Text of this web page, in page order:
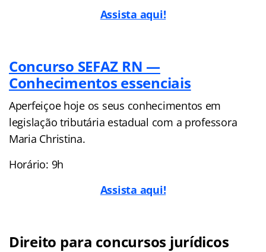
Assista aqui!
Concurso SEFAZ RN —
Conhecimentos essenciais
Aperfeiçoe hoje os seus conhecimentos em
legislação tributária estadual com a professora
Maria Christina.
Horário: 9h
Assista aqui!
Direito para concursos jurídicos